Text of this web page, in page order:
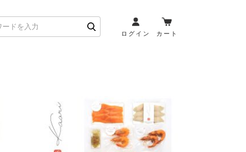
日本酒・焼酎
ワイン・スパークリング
ウイスキー・ブランデー
ログイン カート